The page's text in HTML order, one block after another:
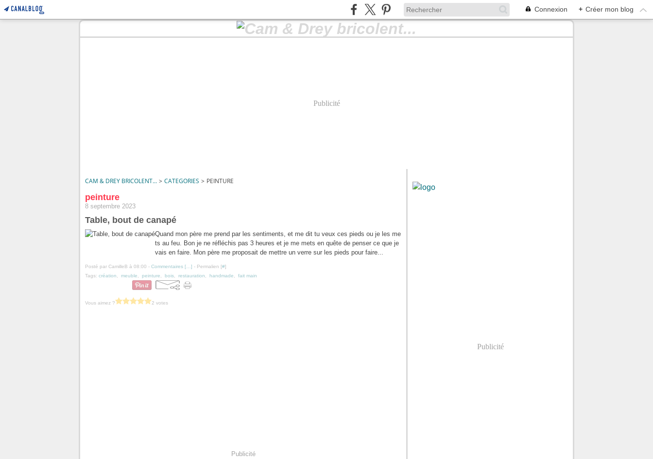
Connexion + Créer mon blog
Publicité
CAM & DREY BRICOLENT... > CATEGORIES > PEINTURE
peinture
8 septembre 2023
Table, bout de canapé
Quand mon père me prend par les sentiments, et me dit tu veux ces pieds ou je les me
ts au feu. Bon je ne réfléchis pas 3 heures et je me mets en quête de penser ce que je
vais en faire. Mon père me proposait de mettre un verre sur les pieds pour faire...
Posté par CamilleB à 08:00 - Commentaires [ ] - Permalien [#]
Tags: création meuble peinture bois restauration handmade fait main
Vous aimez ? 2 votes
Publicité
Publicité